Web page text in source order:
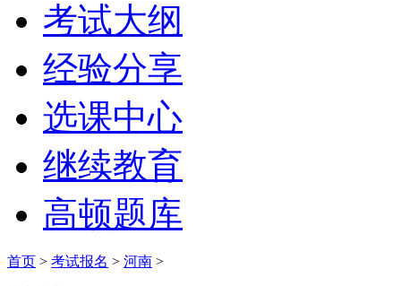
考试大纲
经验分享
选课中心
继续教育
高顿题库
首页 > 考试报名 > 河南 >